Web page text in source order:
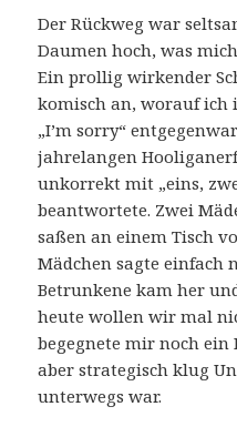
Der Rückweg war
Daumen hoch, was
Ein prollig wirkender
komisch an, worauf
„I’m sorry“
jahrelangen
unkorrekt mit „eins,
beantwortete. Zwei
saßen an einem Tisch
Mädchen sagte einfach
Betrunkene kam her
heute wollen wir mal
begegnete mir noch
aber strategisch klug
unterwegs war.